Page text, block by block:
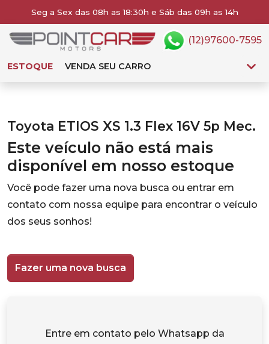
Seg a Sex das 08h as 18:30h e Sáb das 09h as 14h
ESTOQUE VENDA SEU CARRO
(12)97600-7595
Toyota ETIOS XS 1.3 Flex 16V 5p Mec.
Este veículo não está mais
disponível em nosso estoque
Você pode fazer uma nova busca ou entrar em
contato com nossa equipe para encontrar o veículo
dos seus sonhos!
Fazer uma nova busca
Entre em contato pelo Whatsapp da